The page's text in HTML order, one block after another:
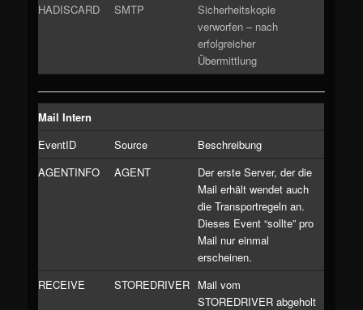
HADISCARD
SMTP
Sicherheitskopie
verworfen – nach
erfolgreicher
Übermittlung
Mail Intern
EventID
Source
Beschreibung
AGENTINFO
AGENT
Der erste Server, der die
Mail erhält wendet auch
die Transportregeln an.
Dieses Event “sollte” pro
Mail nur einmal
erscheinen.
RECEIVE
STOREDRIVER Mail vom
STOREDRIVER abgeholt